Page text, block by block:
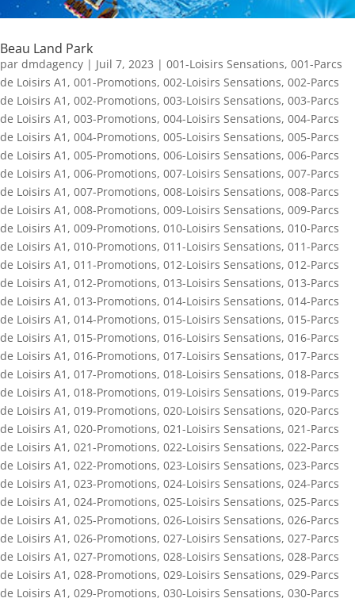
Beau Land Park
par dmdagency | Juil 7, 2023 | 001-Loisirs Sensations, 001-Parcs
de Loisirs A1 , 001-Promotions, 002-Loisirs Sensations, 002-Parcs
de Loisirs A1 , 002-Promotions, 003-Loisirs Sensations, 003-Parcs
de Loisirs A1 , 003-Promotions, 004-Loisirs Sensations, 004-Parcs
de Loisirs A1 , 004-Promotions, 005-Loisirs Sensations, 005-Parcs
de Loisirs A1 , 005-Promotions, 006-Loisirs Sensations, 006-Parcs
de Loisirs A1 , 006-Promotions, 007-Loisirs Sensations, 007-Parcs
de Loisirs A1 , 007-Promotions, 008-Loisirs Sensations, 008-Parcs
de Loisirs A1 , 008-Promotions, 009-Loisirs Sensations, 009-Parcs
de Loisirs A1 , 009-Promotions, 010-Loisirs Sensations, 010-Parcs
de Loisirs A1 , 010-Promotions, 011-Loisirs Sensations, 011-Parcs
de Loisirs A1 , 011-Promotions, 012-Loisirs Sensations, 012-Parcs
de Loisirs A1 , 012-Promotions, 013-Loisirs Sensations, 013-Parcs
de Loisirs A1 , 013-Promotions, 014-Loisirs Sensations, 014-Parcs
de Loisirs A1 , 014-Promotions, 015-Loisirs Sensations, 015-Parcs
de Loisirs A1 , 015-Promotions, 016-Loisirs Sensations, 016-Parcs
de Loisirs A1 , 016-Promotions, 017-Loisirs Sensations, 017-Parcs
de Loisirs A1 , 017-Promotions, 018-Loisirs Sensations, 018-Parcs
de Loisirs A1 , 018-Promotions, 019-Loisirs Sensations, 019-Parcs
de Loisirs A1 , 019-Promotions, 020-Loisirs Sensations, 020-Parcs
de Loisirs A1 , 020-Promotions, 021-Loisirs Sensations, 021-Parcs
de Loisirs A1 , 021-Promotions, 022-Loisirs Sensations, 022-Parcs
de Loisirs A1 , 022-Promotions, 023-Loisirs Sensations, 023-Parcs
de Loisirs A1 , 023-Promotions, 024-Loisirs Sensations, 024-Parcs
de Loisirs A1 , 024-Promotions, 025-Loisirs Sensations, 025-Parcs
de Loisirs A1 , 025-Promotions, 026-Loisirs Sensations, 026-Parcs
de Loisirs A1 , 026-Promotions, 027-Loisirs Sensations, 027-Parcs
de Loisirs A1 , 027-Promotions, 028-Loisirs Sensations, 028-Parcs
de Loisirs A1 , 028-Promotions, 029-Loisirs Sensations, 029-Parcs
de Loisirs A1 , 029-Promotions, 030-Loisirs Sensations, 030-Parcs